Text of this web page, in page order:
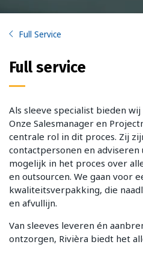
Full Service
Full service
Als sleeve specialist bieden
Onze Salesmanager en
centrale rol in dit proces. Zij
contactpersonen en
mogelijk in het proces over
en outsourcen. We gaan voor
kwaliteitsverpakking, die
en afvullijn.
Van sleeves leveren én
ontzorgen, Rivièra biedt het